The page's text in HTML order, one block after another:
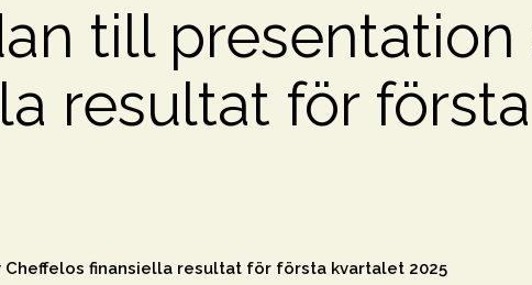
till presentation
resultat för
finansiella resultat för första kvartalet 2025